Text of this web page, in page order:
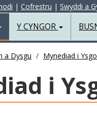
| Cofrestru | Swyddi a
Y CYNGOR
a Dysgu Mynediad i
i